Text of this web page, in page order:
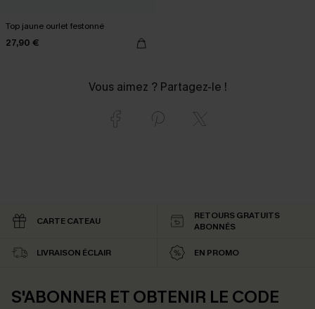
Top jaune ourlet festonné
27,90 €
Vous aimez ? Partagez-le !
CARTE CATEAU
RETOURS GRATUITS
ABONNÉS
LIVRAISON ÉCLAIR EN PROMO
S'ABONNER ET OBTENIR LE CODE